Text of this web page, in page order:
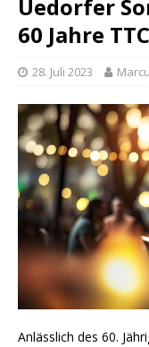
Uedorfer
60 Jahre
28. Juli 2023
Anlässlich des 60.